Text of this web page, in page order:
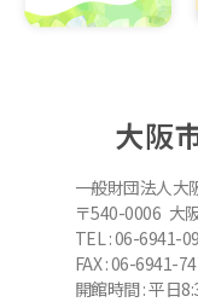
大阪
一般財団法人大
〒540-0006 大
TEL : 06-6941-
FAX : 06-6941-
開館時間 : 平日